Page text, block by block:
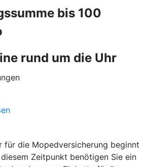
bis 100
rund um die Uhr
für die Mopedversicherung beginnt
Zeitpunkt benötigen Sie ein